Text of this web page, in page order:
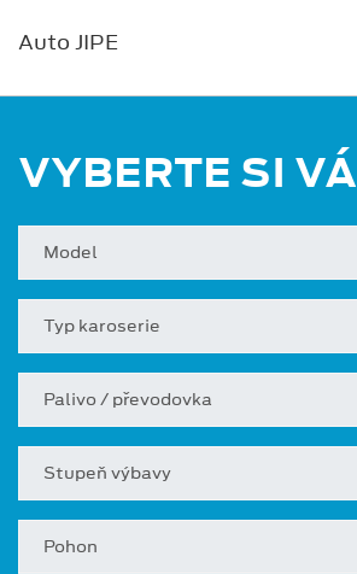
Auto JIPE
VYBERTE SI
Model
Typ karoserie
Palivo / převodovka
Stupeň výbavy
Pohon